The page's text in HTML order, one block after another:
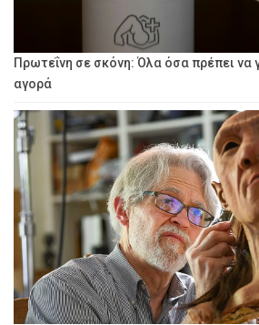
Πρωτεΐνη σε σκόνη: Όλα όσα πρέπει να
αγορά